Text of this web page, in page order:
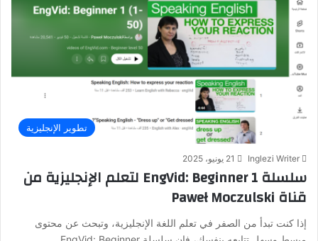
تطوير الإنجليزية
Inglezi Writer 21 يونيو، 2025
سلسلة EngVid: Beginner 1 لتعلم الإنجليزية من
قناة Paweł Moczulski
إذا كنت تبدأ من الصفر في تعلم اللغة الإنجليزية، وتبحث عن محتوى